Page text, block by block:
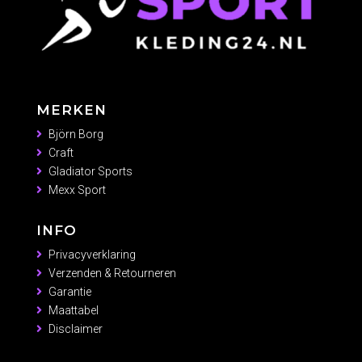
MERKEN
Björn Borg
Craft
Gladiator Sports
Mexx Sport
INFO
Privacyverklaring
Verzenden & Retourneren
Garantie
Maattabel
Disclaimer